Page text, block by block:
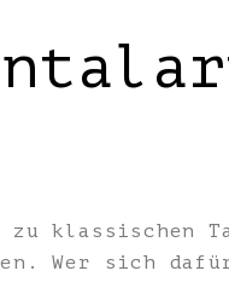
klassischen
Wer sich